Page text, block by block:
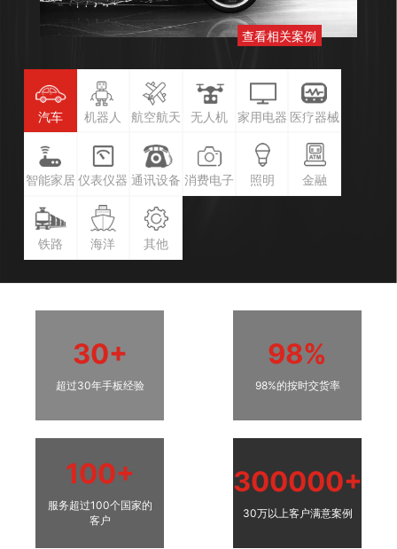
查看相关案例
汽车 机器人 航空航天 无人机 家用电器 医疗器械
智能家居 仪表仪器 通讯设备 消费电子 照明 金融
铁路 海洋 其他
30+
超过30年手板经验
98%
98%的按时交货率
100+
服务超过100个国家的
客户
300000+
30万以上客户满意案例